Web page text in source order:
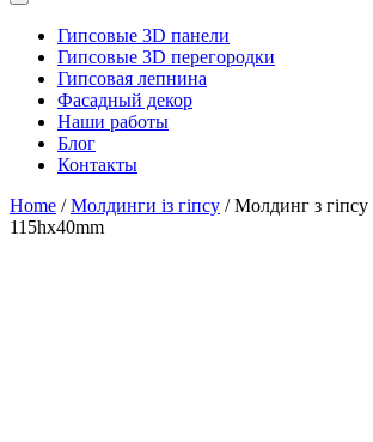
Гипсовые 3D панели
Гипсовые 3D перегородки
Гипсовая лепнина
Фасадный декор
Наши работы
Блог
Контакты
Home /Молдинги із гіпсу / Молдинг з
115hx40mm